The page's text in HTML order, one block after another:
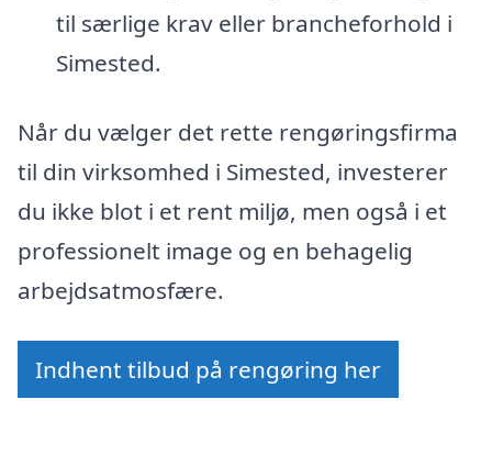
til særlige krav eller brancheforhold i
Simested.
Når du vælger det rette rengøringsfirma
til din virksomhed i Simested, investerer
du ikke blot i et rent miljø, men også i et
professionelt image og en behagelig
arbejdsatmosfære.
Indhent tilbud på rengøring her